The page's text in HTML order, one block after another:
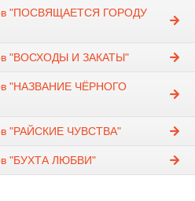
"ПОСВЯЩАЕТСЯ ГОРОДУ
"ВОСХОДЫ И ЗАКАТЫ"
"НАЗВАНИЕ ЧЁРНОГО
"РАЙСКИЕ ЧУВСТВА"
"БУХТА ЛЮБВИ"